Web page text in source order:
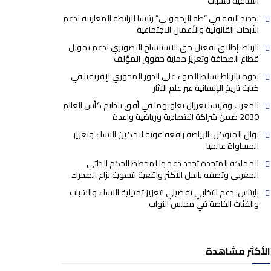
تجديد الثقة في “طه الرحموني” رئيسا للرابطة المغاربية لدعم
الأبحاث القانونية والأعمال الاجتماعية
الرباط: إطلاق تفعيل حق الاستنساخ التصويري لدعم تمويل
قطاع الصحافة وتعزيز حماية حقوق المؤلف
ندوة بالرباط تسلط الضوء على الدور المحوري لإفريقيا في
كتابة تاريخ الإنسانية عبر علم الآثار
المغرب وفرنسا يعززان تعاونهما في أفق تنظيم كأس العالم
2030 ضمن شراكة اقتصادية ورياضية واعدة
نوال المتوكل: الرياضة رافعة قوية لتمكين النساء وتعزيز
المساواة عالميا
المملكة المتحدة تجدد دعمها لمخطط الحكم الذاتي
المغربي وتصفه بالحل الأكثر واقعية لتسوية نزاع الصحراء
بايتاس: دعم انتخابي تفضيلي لتعزيز تمثيلية النساء والشباب
والفئات الخاصة في مجلس النواب
الأكثر مشاهدة